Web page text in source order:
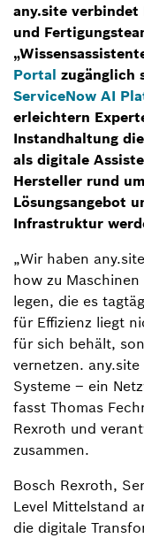
any.site
und
Portal zugänglich
ServiceNow AI
erleichtern
Instandhaltung
als digitale
Hersteller rund
Lösungsangebot
Infrastruktur
„Wir haben
how zu
legen, die es
für Effizienz liegt
für sich behält,
vernetzen.
Systeme – ein
fasst Thomas
Rexroth und
zusammen.
Bosch Rexroth,
Level Mittelstand
die digitale